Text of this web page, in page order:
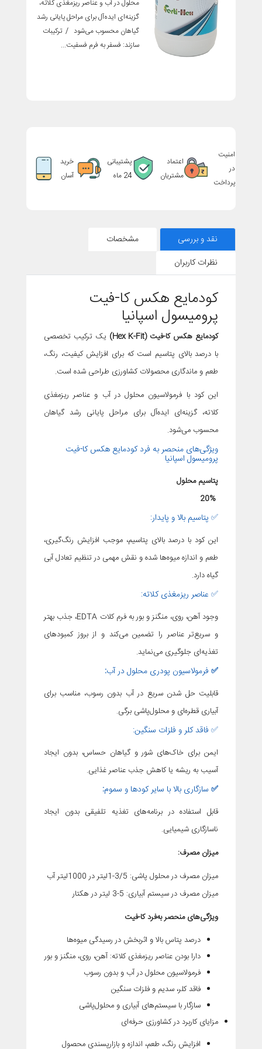
محلول در آب و عناصر ریزمغذی کلاته،
گزینه‌ای ایده‌آل برای مراحل پایانی رشد
گیاهان محسوب می‌شود / ترکیبات
سازند: فسفر به فرم فسفیت...
امنیت
در
پرداخت
اعتماد
مشتریان
پشتیبانی
24 ماه
خرید
آسان
نقد و بررسی
مشخصات
نظرات کاربران
کودمایع هکس کا-فیت
پرومیسول اسپانیا
کودمایع هکس کا-فیت (Hex K-Fit)
یک ترکیب تخصصی
با درصد بالای پتاسیم است که برای افزایش کیفیت، رنگ،
طعم و ماندگاری محصولات کشاورزی طراحی شده است.
این کود با فرمولاسیون محلول در آب و عناصر ریزمغذی
کلاته، گزینه‌ای ایده‌آل برای مراحل پایانی رشد گیاهان
محسوب می‌شود.
ویژگی‌های منحصر به فرد کودمایع هکس کا-فیت
پرومیسول اسپانیا
پتاسیم محلول
✅ پتاسیم بالا و پایدار:
این کود با درصد بالای پتاسیم، موجب افزایش رنگ‌گیری،
طعم و اندازه میوه‌ها شده و نقش مهمی در تنظیم تعادل آبی
گیاه دارد.
✅ عناصر ریزمغذی کلاته:
وجود آهن، روی، منگنز و بور به فرم کلات EDTA، جذب بهتر
و سریع‌تر عناصر را تضمین می‌کند و از بروز کمبودهای
تغذیه‌ای جلوگیری می‌نماید.
✅ فرمولاسیون پودری محلول در آب:
قابلیت حل شدن سریع در آب بدون رسوب، مناسب برای
آبیاری قطره‌ای و محلول‌پاشی برگی.
✅ فاقد کلر و فلزات سنگین:
ایمن برای خاک‌های شور و گیاهان حساس، بدون ایجاد
آسیب به ریشه یا کاهش جذب عناصر غذایی.
✅ سازگاری بالا با سایر کودها و سموم:
قابل استفاده در برنامه‌های تغذیه تلفیقی بدون ایجاد
ناسازگاری شیمیایی.
میزان مصرف:
میزان مصرف در محلول پاشی: 3/5-1لیتر در 1000لیتر آب
میزان مصرف در سیستم آبیاری: 5-3 لیتر در هکتار
ویژگی‌های منحصر به‌فرد کا-فیت
درصد پتاس بالا و اثربخش در رسیدگی میوه‌ها
دارا بودن عناصر ریزمغذی کلاته: آهن، روی، منگنز و بور
فرمولاسیون محلول در آب و بدون رسوب
فاقد کلر، سدیم و فلزات سنگین
سازگار با سیستم‌های آبیاری و محلول‌پاشی
مزایای کاربرد در کشاورزی حرفه‌ای
افزایش رنگ، طعم، اندازه و بازارپسندی محصول